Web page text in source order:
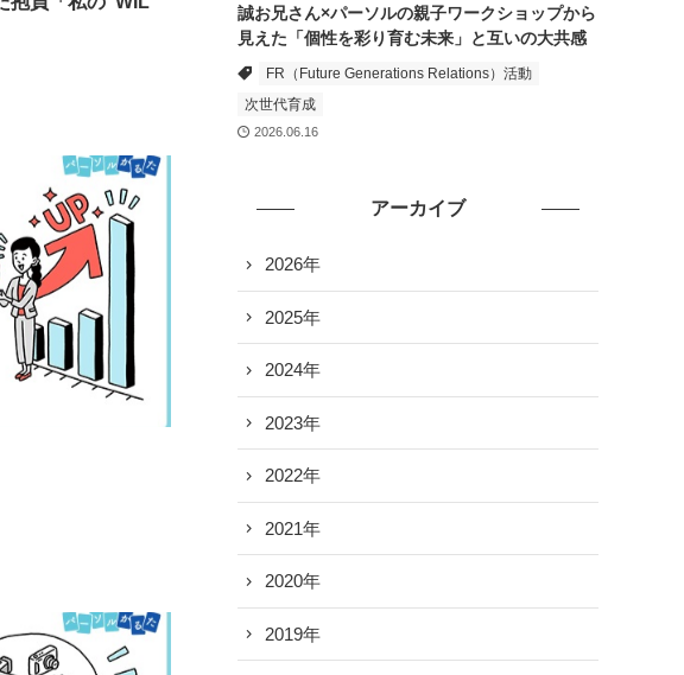
誠お兄さん×パーソルの親子ワークショップから
見えた「個性を彩り育む未来」と互いの大共感
FR（Future Generations Relations）活動
次世代育成
2026.06.16
アーカイブ
2026年
2025年
2024年
2023年
2022年
2021年
2020年
2019年